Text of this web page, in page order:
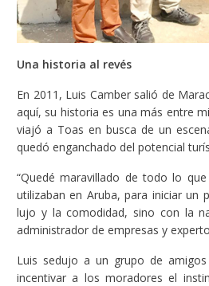
Una historia al revés
En 2011, Luis Camber salió de
aquí, su historia es una más entre
viajó a Toas en busca de un
quedó enganchado del potencial
“Quedé maravillado de todo lo
utilizaban en Aruba, para iniciar un
lujo y la comodidad, sino con la
administrador de empresas y
Luis sedujo a un grupo de
incentivar a los moradores el